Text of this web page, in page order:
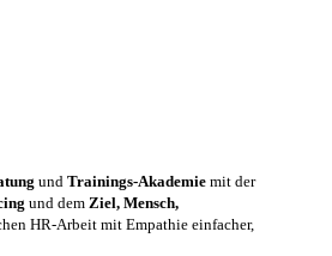
und Trainings-Akademie mit der
und dem Ziel, Mensch,
HR-Arbeit mit Empathie einfacher,